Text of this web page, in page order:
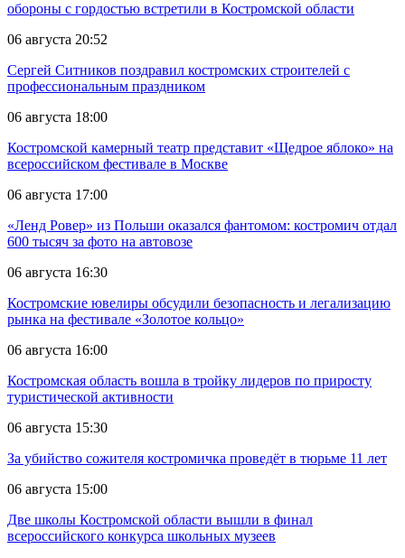
обороны с гордостью встретили в Костромской области
06 августа 20:52
Сергей Ситников поздравил костромских строителей с
профессиональным праздником
06 августа 18:00
Костромской камерный театр представит «Щедрое яблоко» на
всероссийском фестивале в Москве
06 августа 17:00
«Ленд Ровер» из Польши оказался фантомом: костромич отдал
600 тысяч за фото на автовозе
06 августа 16:30
Костромские ювелиры обсудили безопасность и легализацию
рынка на фестивале «Золотое кольцо»
06 августа 16:00
Костромская область вошла в тройку лидеров по приросту
туристической активности
06 августа 15:30
За убийство сожителя костромичка проведёт в тюрьме 11 лет
06 августа 15:00
Две школы Костромской области вышли в финал
всероссийского конкурса школьных музеев